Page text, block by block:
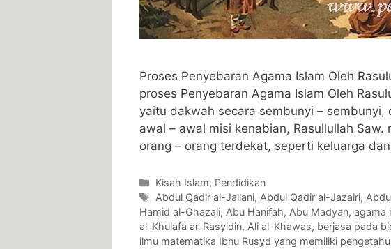
Proses Penyebaran Agama Islam Oleh
proses Penyebaran Agama Islam Oleh
yaitu dakwah secara sembunyi –
awal – awal misi kenabian, Rasullullah
orang – orang terdekat, seperti keluarga
Categories
Kisah Islam, Pendidikan
Tags
Abdul Qadir al-Jailani, Abdul Qadir al-Jazairi,
Hamid al-Ghazali, Abu Hanifah, Abu Madyan, agama
al-Khulafa ar-Rasyidin, Ali al-Khawas, berjasa pada
ilmu matematika Ibnu Rusyd yang memiliki